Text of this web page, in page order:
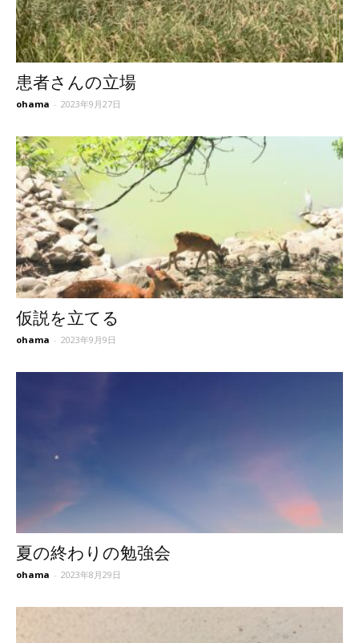
患者さんの立場
ohama - 2023年9月27日
仮説を立てる
ohama - 2023年9月9日
夏の終わりの勉強会
ohama - 2023年8月29日